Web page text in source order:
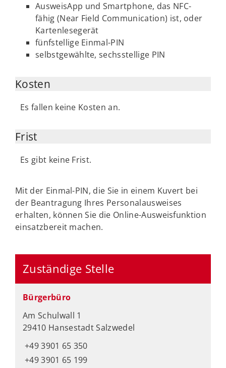
AusweisApp und Smartphone, das NFC-
fähig (Near Field Communication) ist, oder
Kartenlesegerät
fünfstellige Einmal-PIN
selbstgewählte, sechsstellige PIN
Kosten
Es fallen keine Kosten an.
Frist
Es gibt keine Frist.
Mit der Einmal-PIN, die Sie in einem Kuvert bei
der Beantragung Ihres Personalausweises
erhalten, können Sie die Online-Ausweisfunktion
einsatzbereit machen.
Zuständige Stelle
Bürgerbüro
Am Schulwall 1
29410 Hansestadt Salzwedel
+49 3901 65 350
+49 3901 65 199